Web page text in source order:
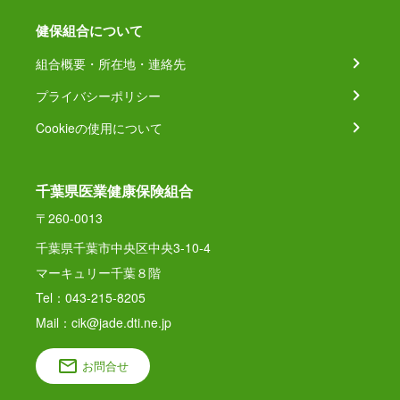
健保組合について
組合概要・所在地・連絡先
プライバシーポリシー
Cookieの使用について
千葉県医業健康保険組合
〒260-0013
千葉県千葉市中央区中央3-10-4
マーキュリー千葉８階
Tel：043-215-8205
Mail：cik@jade.dti.ne.jp
お問合せ